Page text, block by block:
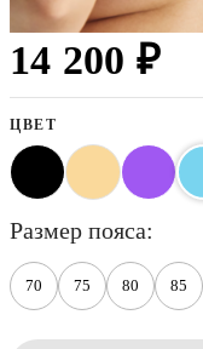
14 200 ₽
ЦВЕТ
размер пояса
70 75 80 85